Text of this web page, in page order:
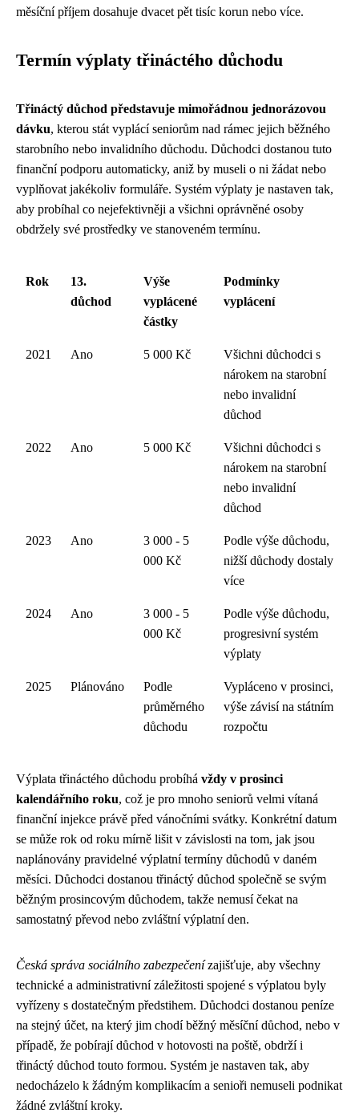
měsíční příjem dosahuje dvacet pět tisíc korun nebo více.
Termín výplaty třináctého důchodu
Třináctý důchod představuje mimořádnou jednorázovou
dávku, kterou stát vyplácí seniorům nad rámec jejich běžného
starobního nebo invalidního důchodu. Důchodci dostanou tuto
finanční podporu automaticky, aniž by museli o ni žádat nebo
vyplňovat jakékoliv formuláře. Systém výplaty je nastaven tak,
aby probíhal co nejefektivněji a všichni oprávněné osoby
obdržely své prostředky ve stanoveném termínu.
Rok
13.
důchod
Výše
vyplácené
částky
Podmínky
vyplácení
2021 Ano 5 000 Kč
Všichni důchodci s
nárokem na starobní
nebo invalidní
důchod
2022 Ano 5 000 Kč
Všichni důchodci s
nárokem na starobní
nebo invalidní
důchod
2023 Ano
3 000 - 5
000 Kč
Podle výše důchodu,
nižší důchody dostaly
více
2024 Ano
3 000 - 5
000 Kč
Podle výše důchodu,
progresivní systém
výplaty
2025 Plánováno
Podle
průměrného
důchodu
Vypláceno v prosinci,
výše závisí na státním
rozpočtu
Výplata třináctého důchodu probíhá vždy v prosinci
kalendářního roku, což je pro mnoho seniorů velmi vítaná
finanční injekce právě před vánočními svátky. Konkrétní datum
se může rok od roku mírně lišit v závislosti na tom, jak jsou
naplánovány pravidelné výplatní termíny důchodů v daném
měsíci. Důchodci dostanou třináctý důchod společně se svým
běžným prosincovým důchodem, takže nemusí čekat na
samostatný převod nebo zvláštní výplatní den.
Česká správa sociálního zabezpečenízajišťuje, aby všechny
technické a administrativní záležitosti spojené s výplatou byly
vyřízeny s dostatečným předstihem. Důchodci dostanou peníze
na stejný účet, na který jim chodí běžný měsíční důchod, nebo v
případě, že pobírají důchod v hotovosti na poště, obdrží i
třináctý důchod touto formou. Systém je nastaven tak, aby
nedocházelo k žádným komplikacím a senioři nemuseli podnikat
žádné zvláštní kroky.